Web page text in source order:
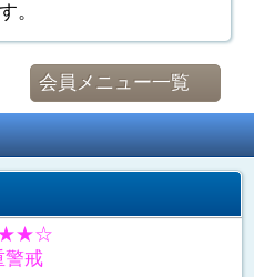
。
会員メニュー一覧
警戒